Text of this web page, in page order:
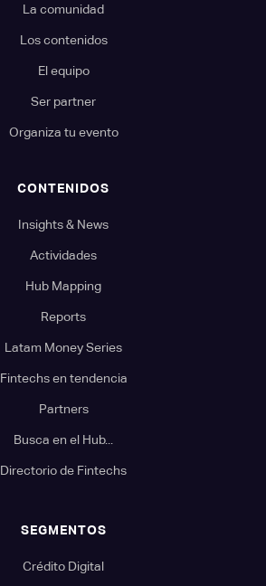
La comunidad
Los contenidos
El equipo
Ser partner
Organiza tu evento
CONTENIDOS
Insights & News
Actividades
Hub Mapping
Reports
Latam Money Series
Fintechs en tendencia
Partners
Busca en el Hub...
Directorio de Fintechs
SEGMENTOS
Crédito Digital